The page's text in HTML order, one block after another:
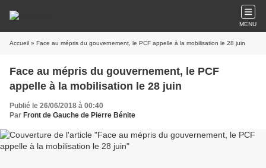
MENU
Accueil » Face au mépris du gouvernement, le PCF appelle à la mobilisation le 28 juin
Face au mépris du gouvernement, le PCF
appelle à la mobilisation le 28 juin
Publié le 26/06/2018 à 00:40
Par Front de Gauche de Pierre Bénite